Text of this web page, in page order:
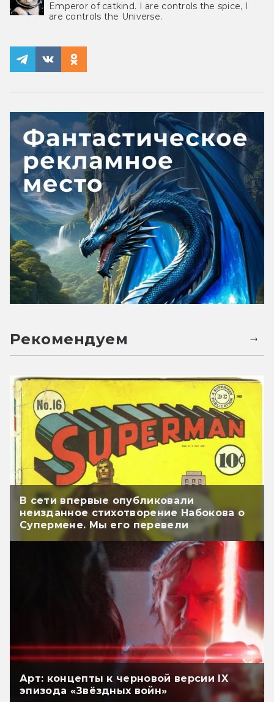
Emperor of catkind. I are controls the spice, I
are controls the Universe.
Рекомендуем
В сети впервые опубликовали
неизданное стихотворение Набокова о
Супермене. Мы его перевели
Арт: концепты к черновой версии IX
эпизода «Звёздных войн»